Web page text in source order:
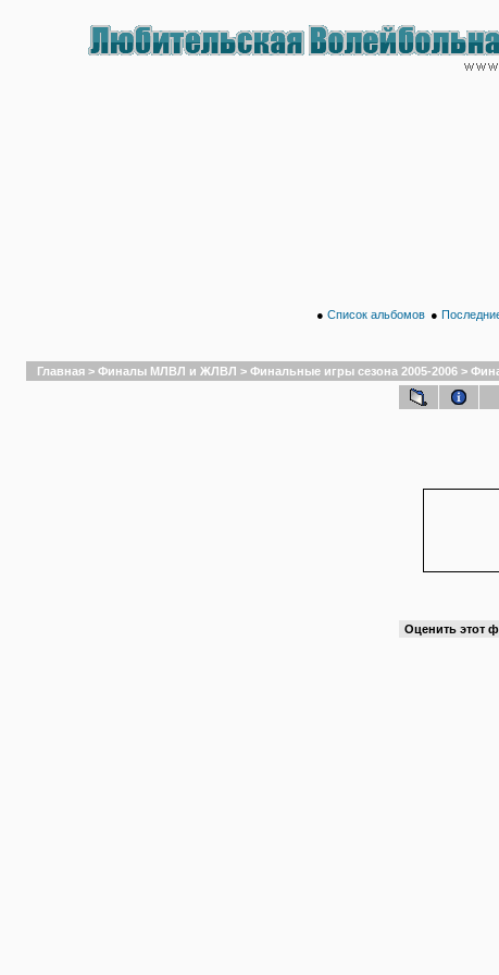
● Список альбомов ●
Главная > Финалы МЛВЛ и ЖЛВЛ > Финальные игры сезона 2005-2006 >
Оценить этот